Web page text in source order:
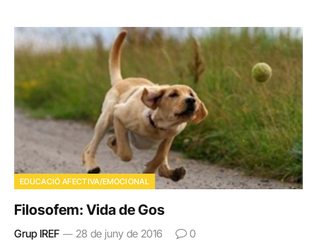
EDUCACIÓ AFECTIVA/EMOCIONAL
Filosofem: Vida de Gos
Grup IREF 28 de juny de 2016 0